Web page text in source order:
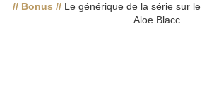
// Bonus // Le générique de la série sur
Aloe Blacc.